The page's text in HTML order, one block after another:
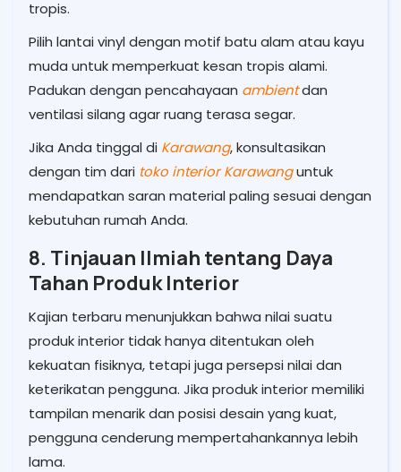
tropis.
Pilih lantai vinyl dengan motif batu alam atau kayu
muda untuk memperkuat kesan tropis alami.
Padukan dengan pencahayaan ambientdan
ventilasi silang agar ruang terasa segar.
Jika Anda tinggal di Karawang, konsultasikan
dengan tim dari toko interior Karawanguntuk
mendapatkan saran material paling sesuai dengan
kebutuhan rumah Anda.
8. Tinjauan Ilmiah tentang Daya
Tahan Produk Interior
Kajian terbaru menunjukkan bahwa nilai suatu
produk interior tidak hanya ditentukan oleh
kekuatan fisiknya, tetapi juga persepsi nilai dan
keterikatan pengguna. Jika produk interior memiliki
tampilan menarik dan posisi desain yang kuat,
pengguna cenderung mempertahankannya lebih
lama.